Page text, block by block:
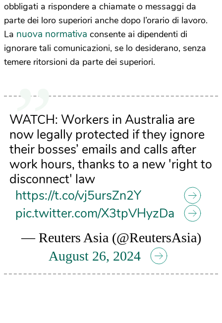
obbligati a rispondere a chiamate o messaggi da
parte dei loro superiori anche dopo l’orario di lavoro.
La nuova normativa consente ai dipendenti di
ignorare tali comunicazioni, se lo desiderano, senza
temere ritorsioni da parte dei superiori.
WATCH: Workers in Australia are
now legally protected if they ignore
their bosses’ emails and calls after
work hours, thanks to a new 'right to
disconnect' law
https://t.co/vj5ursZn2Y
pic.twitter.com/X3tpVHyzDa
— Reuters Asia (@ReutersAsia)
August 26, 2024